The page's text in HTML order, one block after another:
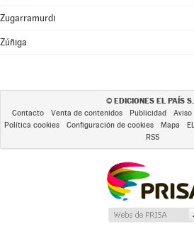
Zugarramurdi
Zúñiga
© EDICIONES EL PAÍS
Contacto Venta de contenidos Publicidad Aviso
Política cookies
Configuración de cookies Mapa
RSS